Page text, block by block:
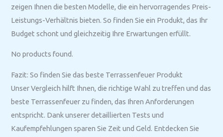
zeigen Ihnen die besten Modelle, die ein hervorragendes Preis-
Leistungs-Verhältnis bieten. So finden Sie ein Produkt, das Ihr
Budget schont und gleichzeitig Ihre Erwartungen erfüllt.
No products found.
Fazit: So finden Sie das beste Terrassenfeuer Produkt
Unser Vergleich hilft Ihnen, die richtige Wahl zu treffen und das
beste Terrassenfeuer zu finden, das Ihren Anforderungen
entspricht. Dank unserer detaillierten Tests und
Kaufempfehlungen sparen Sie Zeit und Geld. Entdecken Sie